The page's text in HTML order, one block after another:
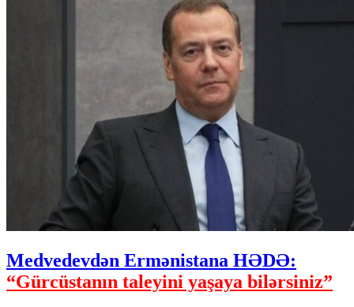
Medvedevdən Ermənistana HƏDƏ:
“Gürcüstanın taleyini yaşaya bilərsiniz”